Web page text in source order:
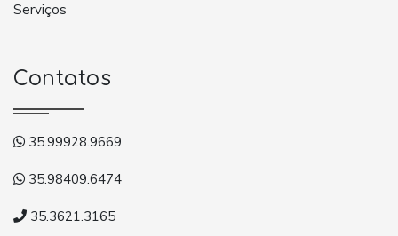
Serviços
Contatos
35.99928.9669
35.98409.6474
35.3621.3165